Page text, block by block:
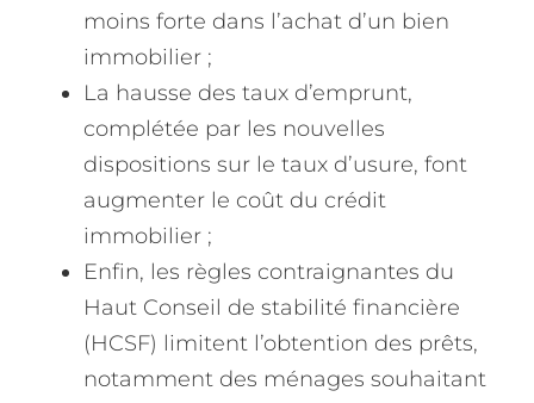
moins forte dans l’achat d’un bien
immobilier ;
La hausse des taux d’emprunt,
complétée par les nouvelles
dispositions sur le taux d’usure, font
augmenter le coût du crédit
immobilier ;
Enfin, les règles contraignantes du
Haut Conseil de stabilité financière
(HCSF) limitent l’obtention des prêts,
notamment des ménages souhaitant